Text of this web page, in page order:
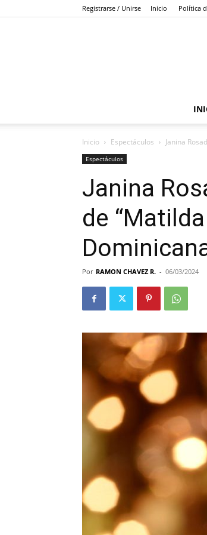
Registrarse / Unirse Inicio Política
Inicio Espectáculos Janina
Espectáculos
Janina
de
Por RAMON CHAVEZ R. - 06/03/2024